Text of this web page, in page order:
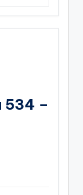
534 –